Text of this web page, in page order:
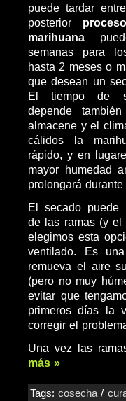
puede tardar
posterior
marihuana
semanas para
hasta 2 meses o
que desean un
El tiempo de
depende
almacene y el
cálidos la
rápido, y en
mayor humedad
prolongará
El secado puede
de las ramas (y el
elegimos esta
ventilado. Es
remueva el aire
(pero no muy
evitar que
primeros días la
corregir el
Una vez las
más »
Tags:cosecha /